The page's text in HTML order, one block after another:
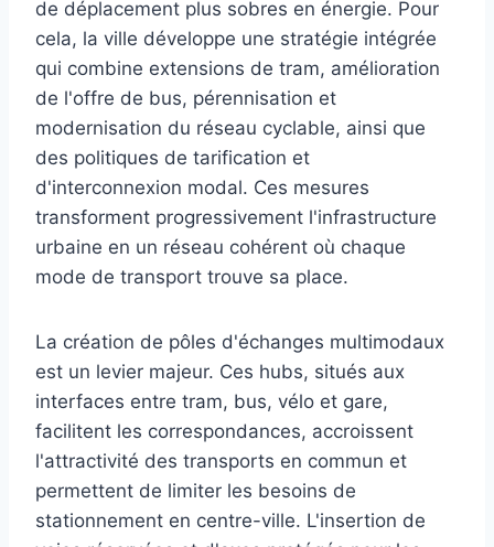
de déplacement plus sobres en énergie. Pour
cela, la ville développe une stratégie intégrée
qui combine extensions de tram, amélioration
de l'offre de bus, pérennisation et
modernisation du réseau cyclable, ainsi que
des politiques de tarification et
d'interconnexion modal. Ces mesures
transforment progressivement l'infrastructure
urbaine en un réseau cohérent où chaque
mode de transport trouve sa place.
La création de pôles d'échanges multimodaux
est un levier majeur. Ces hubs, situés aux
interfaces entre tram, bus, vélo et gare,
facilitent les correspondances, accroissent
l'attractivité des transports en commun et
permettent de limiter les besoins de
stationnement en centre-ville. L'insertion de